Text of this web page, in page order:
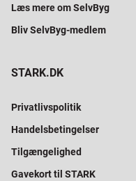
Læs mere om SelvByg
Bliv SelvByg-medlem
STARK.DK
Privatlivspolitik
Handelsbetingelser
Tilgængelighed
Gavekort til STARK